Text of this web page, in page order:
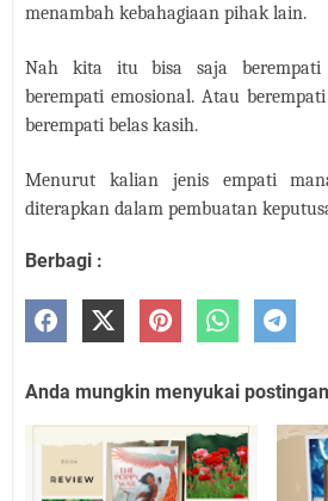
menambah kebahagiaan pihak lain.
Nah kita itu bisa saja
berempati emosional. Atau
berempati belas kasih.
Menurut kalian jenis empati
diterapkan dalam pembuatan
Berbagi :
Anda mungkin menyukai